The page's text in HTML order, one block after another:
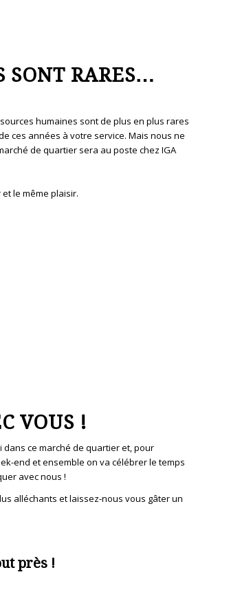
SONT RARES…
humaines sont de plus en plus rares
ces années à votre service. Mais nous ne
de quartier sera au poste chez IGA
le même plaisir.
VOUS !
dans ce marché de quartier et, pour
end et ensemble on va célébrer le temps
avec nous !
alléchants et laissez-nous vous gâter un
près !